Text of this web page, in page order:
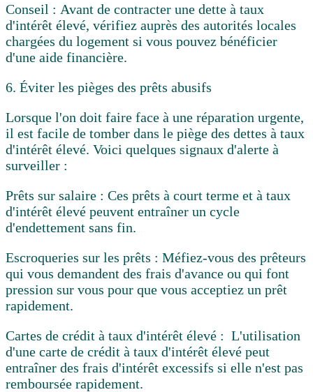
Conseil : Avant de contracter une dette à taux
d'intérêt élevé, vérifiez auprès des autorités locales
chargées du logement si vous pouvez bénéficier
d'une aide financière.
6. Éviter les pièges des prêts abusifs
Lorsque l'on doit faire face à une réparation urgente,
il est facile de tomber dans le piège des dettes à taux
d'intérêt élevé. Voici quelques signaux d'alerte à
surveiller :
Prêts sur salaire : Ces prêts à court terme et à taux
d'intérêt élevé peuvent entraîner un cycle
d'endettement sans fin.
Escroqueries sur les prêts : Méfiez-vous des prêteurs
qui vous demandent des frais d'avance ou qui font
pression sur vous pour que vous acceptiez un prêt
rapidement.
Cartes de crédit à taux d'intérêt élevé : L'utilisation
d'une carte de crédit à taux d'intérêt élevé peut
entraîner des frais d'intérêt excessifs si elle n'est pas
remboursée rapidement.